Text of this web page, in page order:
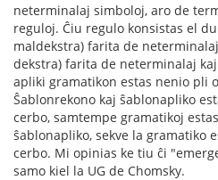
neterminalaj simboloj, aro de
reguloj. Ĉiu regulo konsistas el
maldekstra) farita de
dekstra) farita de neterminalaj
apliki gramatikon estas nenio pli
Ŝablonrekono kaj ŝablonapliko
cerbo, samtempe gramatikoj
ŝablonapliko, sekve la gramatiko
cerbo. Mi opinias ke tiu ĉi
samo kiel la UG de Chomsky.